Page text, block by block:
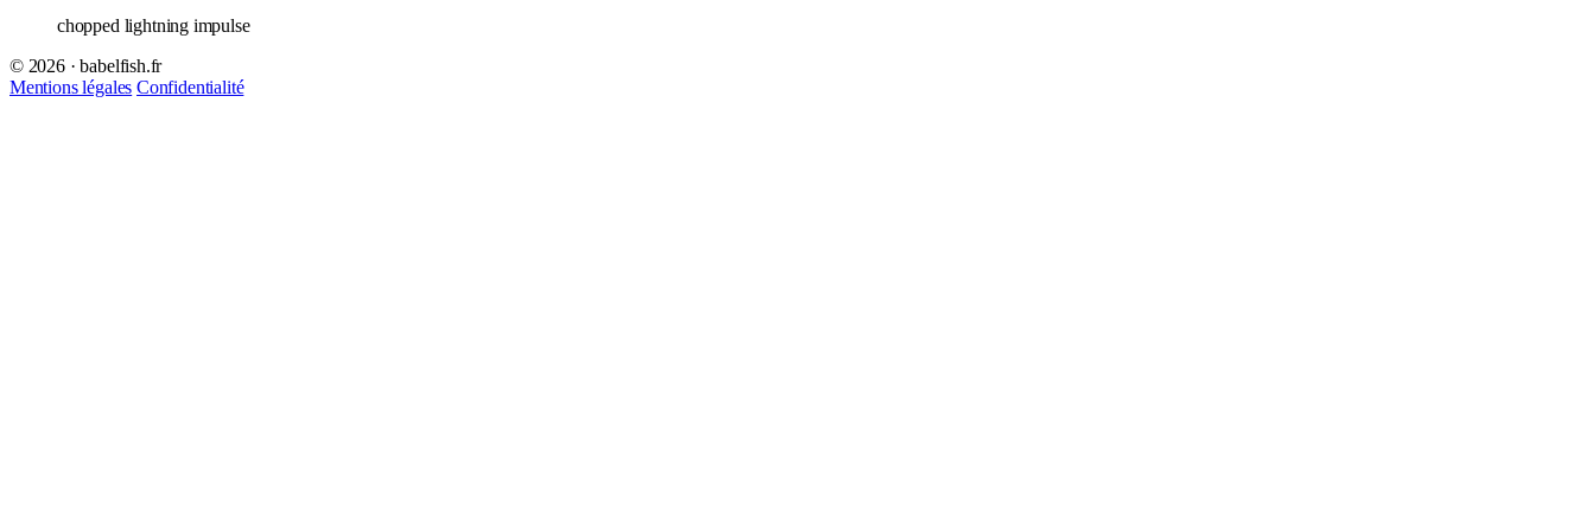
chopped lightning impulse
© 2026 · babelfish.fr
Mentions légales Confidentialité